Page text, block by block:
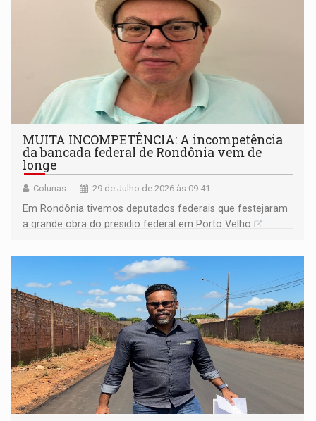
MUITA INCOMPETÊNCIA: A incompetência
da bancada federal de Rondônia vem de
longe
Colunas 29 de Julho de 2026 às 09:41
Em Rondônia tivemos deputados federais que festejaram
a grande obra do presidio federal em Porto Velho